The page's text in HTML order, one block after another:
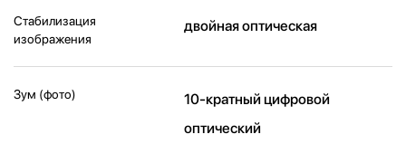
Стабилизация
изображения
двойная оптическая
Зум (фото)
10-кратный цифровой
оптический